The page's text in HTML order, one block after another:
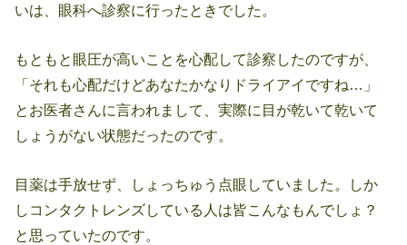
いは、眼科へ診察に行ったときでした。
もともと眼圧が高いことを心配して診察したのですが、
「それも心配だけどあなたかなりドライアイですね…」
とお医者さんに言われまして、実際に目が乾いて乾いて
しょうがない状態だったのです。
目薬は手放せず、しょっちゅう点眼していました。しか
しコンタクトレンズしている人は皆こんなもんでしょ？
と思っていたのです。